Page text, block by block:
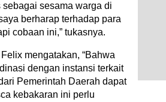
sesama warga di
berharap terhadap para
cobaan ini,” tukasnya.
mengatakan, “Bahwa
dengan instansi terkait
Pemerintah Daerah dapat
kebakaran ini perlu